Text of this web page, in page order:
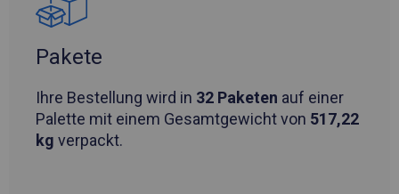
Pakete
Ihre Bestellung wird in 32 Paketen auf einer
Palette mit einem Gesamtgewicht von 517,22
kg verpackt.